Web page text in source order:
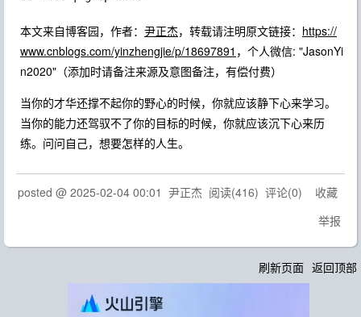
本文来自博客园，作者： 尹正杰，转载请注明原文链接： https://
www.cnblogs.com/yinzhengjie/p/18697891 ，个人微信: "JasonYi
n2020"（添加时请备注来源及意图备注，有偿付费）
当你的才华还撑不起你的野心的时候，你就应该静下心来学习。
当你的能力还驾驭不了你的目标的时候，你就应该沉下心来历
练。问问自己，想要怎样的人生。
posted @ 2025-02-04 00:01 尹正杰 阅读(416) 评论(0) 收藏
举报
刷新页面 返回顶部